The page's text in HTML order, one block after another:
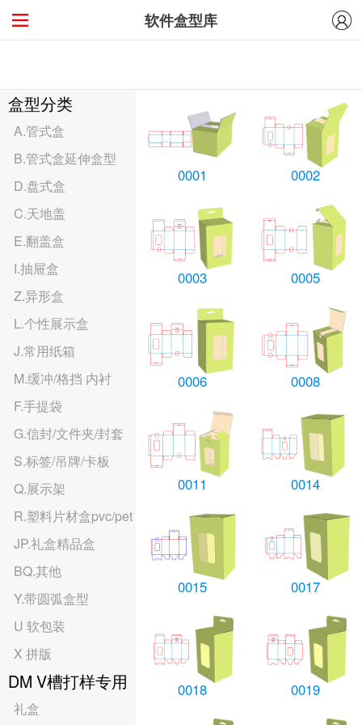
软件盒型库
盒型分类
A.管式盒
B.管式盒延伸盒型
D.盘式盒
C.天地盖
E.翻盖盒
I.抽屉盒
Z.异形盒
L.个性展示盒
J.常用纸箱
M.缓冲/格挡 内衬
F.手提袋
G.信封/文件夹/封套
S.标签/吊牌/卡板
Q.展示架
R.塑料片材盒pvc/pet
JP.礼盒精品盒
BQ.其他
Y.带圆弧盒型
U 软包装
X 拼版
DM V槽打样专用
礼盒
0001 0002
0003 0005
0006 0008
0011 0014
0015 0017
0018 0019